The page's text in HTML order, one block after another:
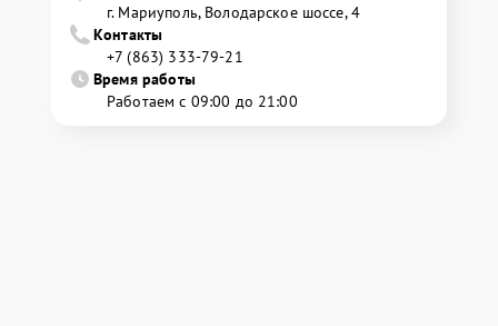
г. Мариуполь, Володарское шоссе, 4
Контакты
+7 (863) 333-79-21
Время работы
Работаем с 09:00 до 21:00